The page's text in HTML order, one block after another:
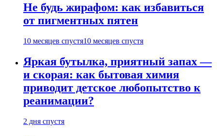
Не будь жирафом: как избавиться
от пигментных пятен
10 месяцев спустя10 месяцев спустя
Яркая бутылка, приятный запах —
и скорая: как бытовая химия
приводит детское любопытство к
реанимации?
2 дня спустя